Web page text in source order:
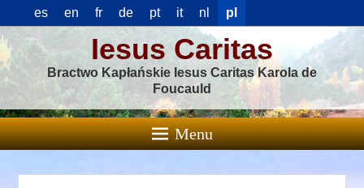
es en fr de pt it nl pl
Iesus Caritas
Bractwo Kapłańskie Iesus Caritas Karola de
Foucauld
Menu